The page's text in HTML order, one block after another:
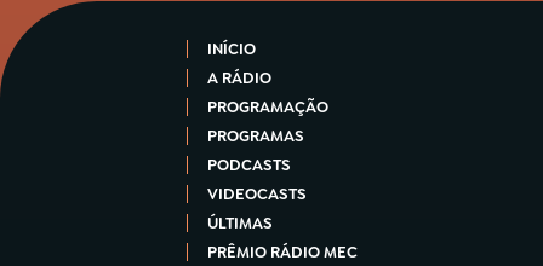
INÍCIO
A RÁDIO
PROGRAMAÇÃO
PROGRAMAS
PODCASTS
VIDEOCASTS
ÚLTIMAS
PRÊMIO RÁDIO MEC